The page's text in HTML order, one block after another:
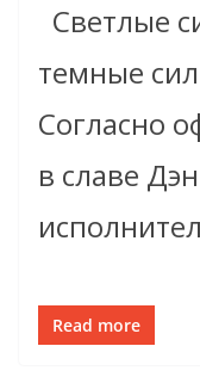
Cветлые
темные
Согласно
в славе
Read more